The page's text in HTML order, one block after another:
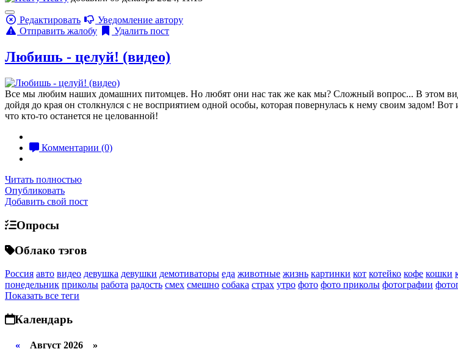
Редактировать
Уведомление автору
Отправить жалобу
Удалить пост
Любишь - целуй! (видео)
Все мы любим наших домашних питомцев. Но любят они нас так же как мы? Сложный вопрос... В этом
дойдя до края он столкнулся с не восприятием одной особы, которая повернулась к нему своим задом!
что кто-то останется не целованной!
Комментарии (0)
Читать полностью
Опубликовать
Добавить свой пост
Опросы
Облако тэгов
Россия авто видео девушка девушки демотиваторы еда животные жизнь картинки кот котейко кофе кошки
понедельник приколы работа радость смех смешно собака страх утро фото фото приколы фотографии
Показать все теги
Календарь
« Август 2026 »